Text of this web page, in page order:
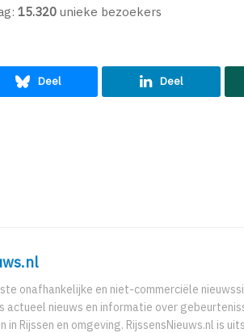
15.320 unieke bezoekers
Deel Deel
onafhankelijke en niet-commerciële
actueel nieuws en informatie over
Rijssen en omgeving. RijssensNieuws.nl is